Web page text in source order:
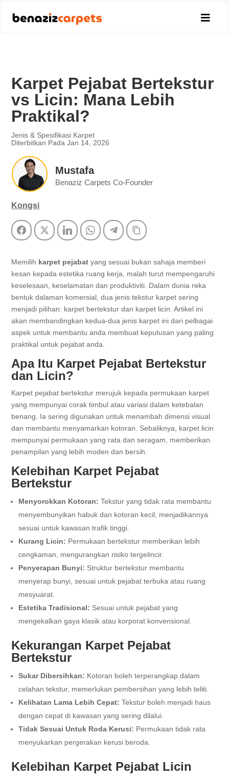

Karpet Pejabat Bertekstur
vs Licin: Mana Lebih
Praktikal?
Jenis & Spesifikasi Karpet
Diterbitkan Pada Jan 14, 2026
Mustafa
Benaziz Carpets Co-Founder
Kongsi
FacebookTwitter LinkedInWhatsAppTelegramCopy Link
Memilih karpet pejabat yang sesuai bukan sahaja memberi
kesan kepada estetika ruang kerja, malah turut mempengaruhi
keselesaan, keselamatan dan produktiviti. Dalam dunia reka
bentuk dalaman komersial, dua jenis tekstur karpet sering
menjadi pilihan: karpet bertekstur dan karpet licin. Artikel ini
akan membandingkan kedua-dua jenis karpet ini dari pelbagai
aspek untuk membantu anda membuat keputusan yang paling
praktikal untuk pejabat anda.
Apa Itu Karpet Pejabat Bertekstur
dan Licin?
Karpet pejabat bertekstur merujuk kepada permukaan karpet
yang mempunyai corak timbul atau variasi dalam ketebalan
benang. Ia sering digunakan untuk menambah dimensi visual
dan membantu menyamarkan kotoran. Sebaliknya, karpet licin
mempunyai permukaan yang rata dan seragam, memberikan
penampilan yang lebih moden dan bersih.
Kelebihan Karpet Pejabat
Bertekstur
Menyorokkan Kotoran: Tekstur yang tidak rata membantu
menyembunyikan habuk dan kotoran kecil, menjadikannya
sesuai untuk kawasan trafik tinggi.
Kurang Licin: Permukaan bertekstur memberikan lebih
cengkaman, mengurangkan risiko tergelincir.
Penyerapan Bunyi: Struktur bertekstur membantu
menyerap bunyi, sesuai untuk pejabat terbuka atau ruang
mesyuarat.
Estetika Tradisional: Sesuai untuk pejabat yang
mengekalkan gaya klasik atau korporat konvensional.
Kekurangan Karpet Pejabat
Bertekstur
Sukar Dibersihkan: Kotoran boleh terperangkap dalam
celahan tekstur, memerlukan pembersihan yang lebih teliti.
Kelihatan Lama Lebih Cepat: Tekstur boleh menjadi haus
dengan cepat di kawasan yang sering dilalui.
Tidak Sesuai Untuk Roda Kerusi: Permukaan tidak rata
menyukarkan pergerakan kerusi beroda.
Kelebihan Karpet Pejabat Licin